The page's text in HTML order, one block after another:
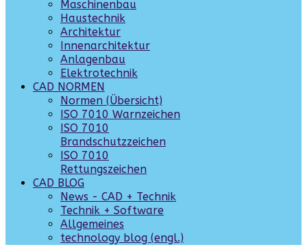
Maschinenbau
Haustechnik
Architektur
Innenarchitektur
Anlagenbau
Elektrotechnik
CAD NORMEN
Normen (Übersicht)
ISO 7010 Warnzeichen
ISO 7010
Brandschutzzeichen
ISO 7010
Rettungszeichen
CAD BLOG
News - CAD + Technik
Technik + Software
Allgemeines
technology blog (engl.)